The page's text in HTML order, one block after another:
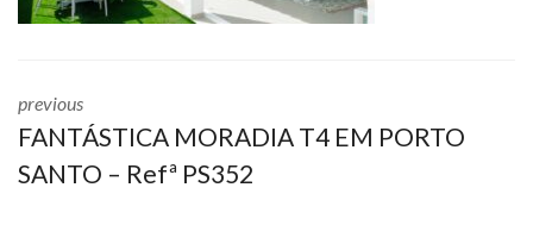
previous
FANTÁSTICA MORADIA T4 EM PORTO
SANTO – Refª PS352